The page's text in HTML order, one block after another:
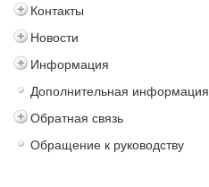
Контакты
Новости
Информация
Дополнительная информация
Обратная связь
Обращение к руководству